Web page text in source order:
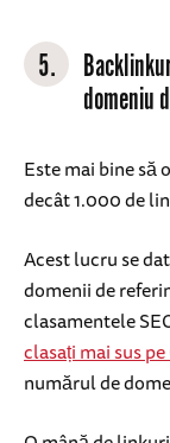
5.
domeniu
Este mai bine să
decât 1.000 de
Acest lucru se
domenii de
clasamentele
clasați mai sus
numărul de